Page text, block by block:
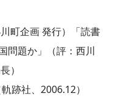
町企画 発行）「読書
問題か」（評：西川
）
跡社、2006.12）